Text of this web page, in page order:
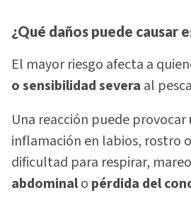
¿Qué daños puede causar
El mayor riesgo afecta a
o sensibilidad severa al
Una reacción puede provocar
inflamación en labios, rostro
dificultad para respirar,
abdominalo pérdida del